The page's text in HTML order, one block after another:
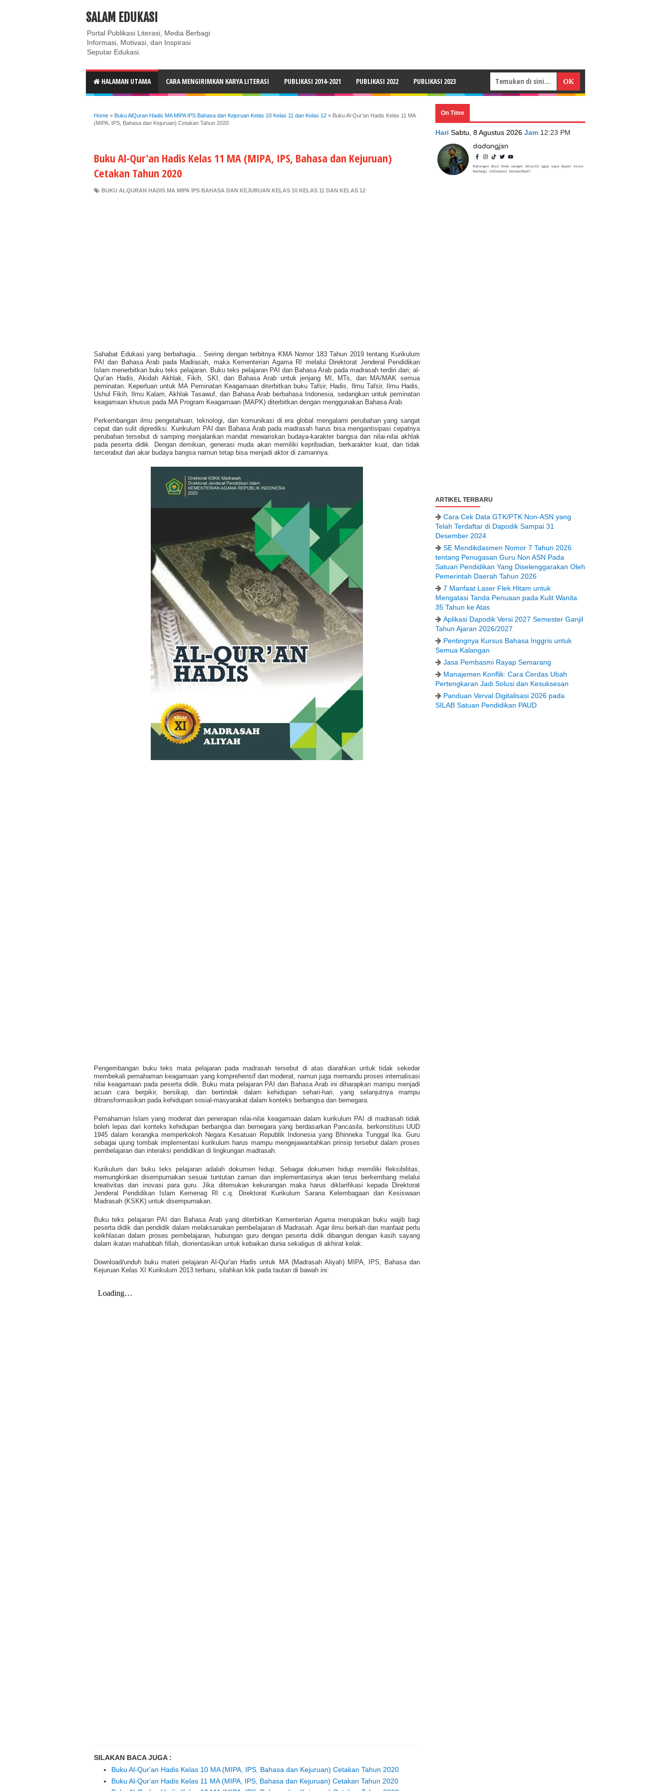
ABOUT CONTACT US
SALAM EDUKASI
Portal Publikasi Literasi, Media Berbagi
Informasi, Motivasi, dan Inspirasi
Seputar Edukasi.
HALAMAN UTAMA CARA MENGIRIMKAN KARYA LITERASI PUBLIKASI 2014-2021 PUBLIKASI 2022 PUBLIKASI 2023
Home » Buku AlQuran Hadis MA MIPA IPS Bahasa dan Kejuruan Kelas 10 Kelas 11 dan Kelas 12 » Buku Al-Qur'an Hadis Kelas 11 MA
(MIPA, IPS, Bahasa dan Kejuruan) Cetakan Tahun 2020
Buku Al-Qur'an Hadis Kelas 11 MA (MIPA, IPS, Bahasa dan Kejuruan)
Cetakan Tahun 2020
BUKU ALQURAN HADIS MA MIPA IPS BAHASA DAN KEJURUAN KELAS 10 KELAS 11 DAN KELAS 12
Sahabat Edukasi yang berbahagia... Seiring dengan terbitnya KMA Nomor 183 Tahun 2019 tentang Kurikulum
PAI dan Bahasa Arab pada Madrasah, maka Kementerian Agama RI melalui Direktorat Jenderal Pendidikan
Islam menerbitkan buku teks pelajaran. Buku teks pelajaran PAI dan Bahasa Arab pada madrasah terdiri dari; al-
Qur’an Hadis, Akidah Akhlak, Fikih, SKI, dan Bahasa Arab untuk jenjang MI, MTs, dan MA/MAK semua
peminatan. Keperluan untuk MA Peminatan Keagamaan diterbitkan buku Tafsir, Hadis, Ilmu Tafsir, Ilmu Hadis,
Ushul Fikih, Ilmu Kalam, Akhlak Tasawuf, dan Bahasa Arab berbahasa Indonesia, sedangkan untuk peminatan
keagamaan khusus pada MA Program Keagamaan (MAPK) diterbitkan dengan menggunakan Bahasa Arab.
Perkembangan ilmu pengetahuan, teknologi, dan komunikasi di era global mengalami perubahan yang sangat
cepat dan sulit diprediksi. Kurikulum PAI dan Bahasa Arab pada madrasah harus bisa mengantisipasi cepatnya
perubahan tersebut di samping menjalankan mandat mewariskan budaya-karakter bangsa dan nilai-nilai akhlak
pada peserta didik. Dengan demikian, generasi muda akan memiliki kepribadian, berkarakter kuat, dan tidak
tercerabut dari akar budaya bangsa namun tetap bisa menjadi aktor di zamannya.
Pengembangan buku teks mata pelajaran pada madrasah tersebut di atas diarahkan untuk tidak sekedar
membekali pemahaman keagamaan yang komprehensif dan moderat, namun juga memandu proses internalisasi
nilai keagamaan pada peserta didik. Buku mata pelajaran PAI dan Bahasa Arab ini diharapkan mampu menjadi
acuan cara berpikir, bersikap, dan bertindak dalam kehidupan sehari-hari, yang selanjutnya mampu
ditransformasikan pada kehidupan sosial-masyarakat dalam konteks berbangsa dan bernegara.
Pemahaman Islam yang moderat dan penerapan nilai-nilai keagamaan dalam kurikulum PAI di madrasah tidak
boleh lepas dari konteks kehidupan berbangsa dan bernegara yang berdasarkan Pancasila, berkonstitusi UUD
1945 dalam kerangka memperkokoh Negara Kesatuan Republik Indonesia yang Bhinneka Tunggal Ika. Guru
sebagai ujung tombak implementasi kurikulum harus mampu mengejawantahkan prinsip tersebut dalam proses
pembelajaran dan interaksi pendidikan di lingkungan madrasah.
Kurikulum dan buku teks pelajaran adalah dokumen hidup. Sebagai dokumen hidup memiliki fleksibilitas,
memungkinkan disempurnakan sesuai tuntutan zaman dan implementasinya akan terus berkembang melalui
kreativitas dan inovasi para guru. Jika ditemukan kekurangan maka harus diklarifikasi kepada Direktorat
Jenderal Pendidikan Islam Kemenag RI c.q. Direktorat Kurikulum Sarana Kelembagaan dan Kesiswaan
Madrasah (KSKK) untuk disempurnakan.
Buku teks pelajaran PAI dan Bahasa Arab yang diterbitkan Kementerian Agama merupakan buku wajib bagi
peserta didik dan pendidik dalam melaksanakan pembelajaran di Madrasah. Agar ilmu berkah dan manfaat perlu
keikhlasan dalam proses pembelajaran, hubungan guru dengan peserta didik dibangun dengan kasih sayang
dalam ikatan mahabbah fillah, diorientasikan untuk kebaikan dunia sekaligus di akhirat kelak.
Download/unduh buku materi pelajaran Al-Qur'an Hadis untuk MA (Madrasah Aliyah) MIPA, IPS, Bahasa dan
Kejuruan Kelas XI Kurikulum 2013 terbaru, silahkan klik pada tautan di bawah ini:
SILAKAN BACA JUGA :
Buku Al-Qur'an Hadis Kelas 10 MA (MIPA, IPS, Bahasa dan Kejuruan) Cetakan Tahun 2020
Buku Al-Qur'an Hadis Kelas 11 MA (MIPA, IPS, Bahasa dan Kejuruan) Cetakan Tahun 2020
On Time
Hari Sabtu, 8 Agustus 2026 Jam 12:23 PM
ARTIKEL TERBARU
Cara Cek Data GTK/PTK Non-ASN yang
Telah Terdaftar di Dapodik Sampai 31
Desember 2024
SE Mendikdasmen Nomor 7 Tahun 2026
tentang Penugasan Guru Non ASN Pada
Satuan Pendidikan Yang Diselenggarakan Oleh
Pemerintah Daerah Tahun 2026
7 Manfaat Laser Flek Hitam untuk
Mengatasi Tanda Penuaan pada Kulit Wanita
35 Tahun ke Atas
Aplikasi Dapodik Versi 2027 Semester Ganjil
Tahun Ajaran 2026/2027
Pentingnya Kursus Bahasa Inggris untuk
Semua Kalangan
Jasa Pembasmi Rayap Semarang
Manajemen Konflik: Cara Cerdas Ubah
Pertengkaran Jadi Solusi dan Kesuksesan
Panduan Verval Digitalisasi 2026 pada
SILAB Satuan Pendidikan PAUD